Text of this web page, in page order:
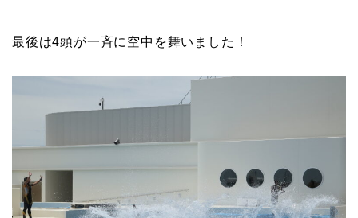
最後は4頭が一斉に空中を舞いました！